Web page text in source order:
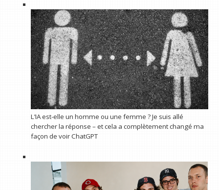
L’IA est-elle un homme ou une femme ? Je suis allé
chercher la réponse – et cela a complètement changé ma
façon de voir ChatGPT